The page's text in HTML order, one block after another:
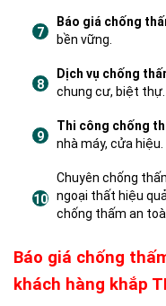
Báo giá chống
bền vững.
Dịch vụ chống
chung cư, biệt thự.
Thi công chống
nhà máy, cửa hiệu.
Chuyên chống
ngoại thất hiệu
chống thấm an
Báo giá chống
khách hàng khắp